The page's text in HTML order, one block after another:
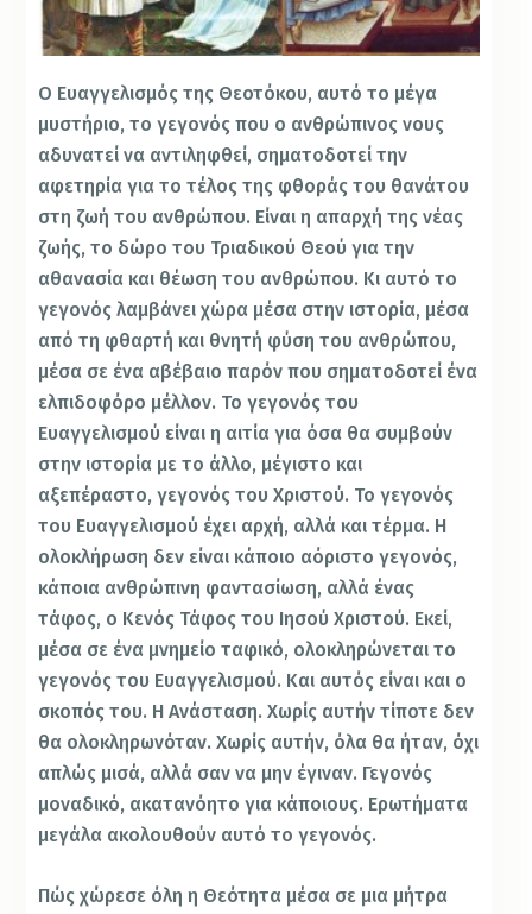
Ο Ευαγγελισμός της Θεοτόκου, αυτό το μέγα
μυστήριο, το γεγονός που ο ανθρώπινος νους
αδυνατεί να αντιληφθεί, σηματοδοτεί την
αφετηρία για το τέλος της φθοράς του θανάτου
στη ζωή του ανθρώπου. Είναι η απαρχή της νέας
ζωής, το δώρο του Τριαδικού Θεού για την
αθανασία και θέωση του ανθρώπου. Κι αυτό το
γεγονός λαμβάνει χώρα μέσα στην ιστορία, μέσα
από τη φθαρτή και θνητή φύση του ανθρώπου,
μέσα σε ένα αβέβαιο παρόν που σηματοδοτεί ένα
ελπιδοφόρο μέλλον. Το γεγονός του
Ευαγγελισμού είναι η αιτία για όσα θα συμβούν
στην ιστορία με το άλλο, μέγιστο και
αξεπέραστο, γεγονός του Χριστού. Το γεγονός
του Ευαγγελισμού έχει αρχή, αλλά και τέρμα. Η
ολοκλήρωση δεν είναι κάποιο αόριστο γεγονός,
κάποια ανθρώπινη φαντασίωση, αλλά ένας
τάφος, ο Κενός Τάφος του Ιησού Χριστού. Εκεί,
μέσα σε ένα μνημείο ταφικό, ολοκληρώνεται το
γεγονός του Ευαγγελισμού. Και αυτός είναι και ο
σκοπός του. Η Ανάσταση. Χωρίς αυτήν τίποτε δεν
θα ολοκληρωνόταν. Χωρίς αυτήν, όλα θα ήταν, όχι
απλώς μισά, αλλά σαν να μην έγιναν. Γεγονός
μοναδικό, ακατανόητο για κάποιους. Ερωτήματα
μεγάλα ακολουθούν αυτό το γεγονός.
Πώς χώρεσε όλη η Θεότητα μέσα σε μια μήτρα